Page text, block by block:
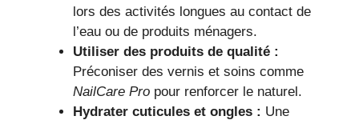
lors des activités longues au contact de
l’eau ou de produits ménagers.
Utiliser des produits de qualité :
Préconiser des vernis et soins comme
NailCare Pro pour renforcer le naturel.
Hydrater cuticules et ongles : Une